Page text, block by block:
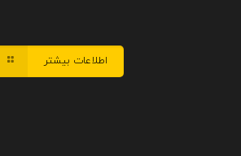
اطلاعات بیشتر